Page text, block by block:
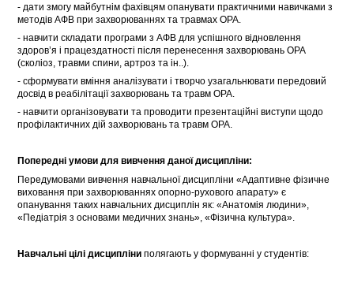
- дати змогу майбутнім фахівцям опанувати практичними навичками з
методів АФВ при захворюваннях та травмах ОРА.
- навчити складати програми з АФВ для успішного відновлення
здоров’я і працездатності після перенесення захворювань ОРА
(сколіоз, травми спини, артроз та ін..).
- сформувати вміння аналізувати і творчо узагальнювати передовий
досвід в реабілітації захворювань та травм ОРА.
- навчити організовувати та проводити презентаційні виступи щодо
профілактичних дій захворювань та травм ОРА.
Попередні умови для вивчення даної дисципліни:
Передумовами вивчення навчальної дисципліни «Адаптивне фізичне
виховання при захворюваннях опорно-рухового апарату» є
опанування таких навчальних дисциплін як: «Анатомія людини»,
«Педіатрія з основами медичних знань», «Фізична культура».
Навчальні цілі дисципліниполягають у формуванні у студентів: